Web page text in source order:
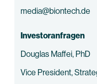
media@biontech.de
Investoranfragen
Douglas Maffei, PhD
Vice President,